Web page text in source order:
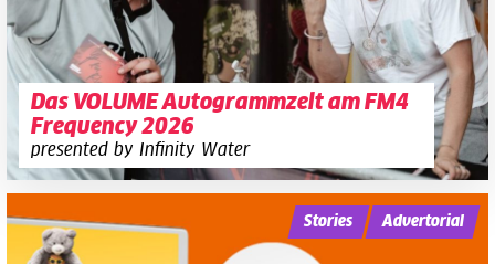
Das VOLUME Autogrammzelt am FM4
Frequency 2026
presented by Infinity Water
Stories Advertorial